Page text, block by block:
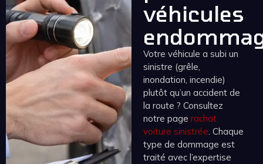
véhicules
Votre véhicule a subi un
sinistre (grêle,
inondation, incendie)
plutôt qu’un accident de
la route ? Consultez
notre page rachat
voiture sinistrée. Chaque
type de dommage est
traité avec l’expertise